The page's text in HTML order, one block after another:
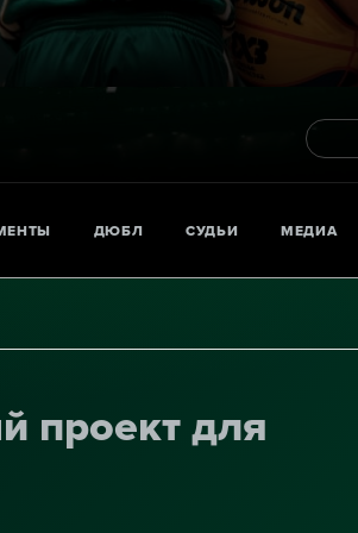
ДЮБЛ СУДЬИ МЕДИА
проект для